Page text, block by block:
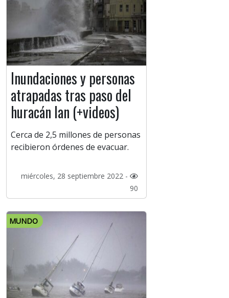
Inundaciones y personas
atrapadas tras paso del
huracán Ian (+videos)
Cerca de 2,5 millones de personas
recibieron órdenes de evacuar.
miércoles, 28 septiembre 2022 -
90
MUNDO